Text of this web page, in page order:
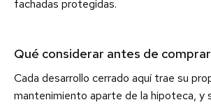
fachadas protegidas.
Qué considerar antes de comprar
Cada desarrollo cerrado aquí trae su
mantenimiento aparte de la hipoteca, y